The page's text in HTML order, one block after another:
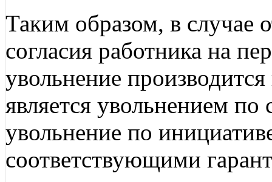
Таким образом, в случае
согласия работника на
увольнение
является увольнением
увольнение по
соответствующими